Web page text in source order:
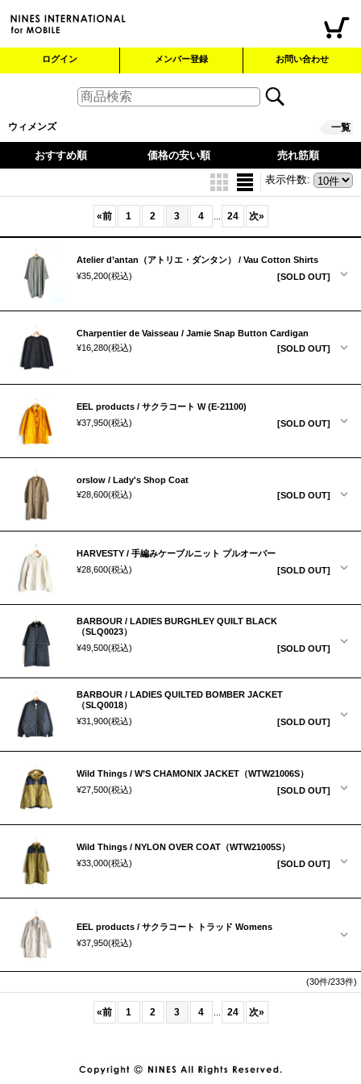
ログイン メンバー登録 お問い合わせ
ウィメンズ 一覧
おすすめ順 価格の安い順
売れ筋順
表示件数:
«前 1 2 3 4 24 次»
Atelier d’antan（アトリエ・ダンタン） / Vau Cotton Shirts
¥35,200(税込) [SOLD OUT]
Charpentier de Vaisseau / Jamie Snap Button Cardigan
¥16,280(税込) [SOLD OUT]
EEL products / サクラコート W (E-21100)
¥37,950(税込) [SOLD OUT]
orslow / Lady's Shop Coat
¥28,600(税込) [SOLD OUT]
HARVESTY / 手編みケーブルニット プルオーバー
¥28,600(税込) [SOLD OUT]
BARBOUR / LADIES BURGHLEY QUILT BLACK
（SLQ0023）
¥49,500(税込) [SOLD OUT]
BARBOUR / LADIES QUILTED BOMBER JACKET
（SLQ0018）
¥31,900(税込) [SOLD OUT]
Wild Things / W’S CHAMONIX JACKET（WTW21006S）
¥27,500(税込) [SOLD OUT]
Wild Things / NYLON OVER COAT（WTW21005S）
¥33,000(税込) [SOLD OUT]
EEL products / サクラコート トラッド Womens
¥37,950(税込)
(30件/233件)
«前 1 2 3 4 24 次»